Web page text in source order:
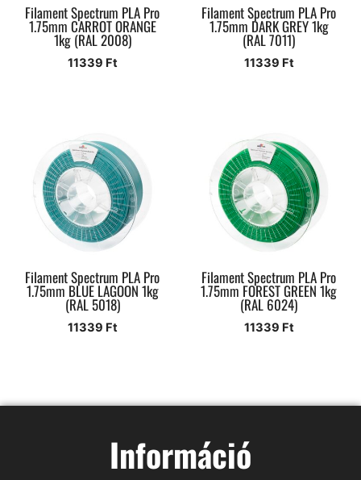
Filament Spectrum PLA Pro
1.75mm CARROT ORANGE
1kg (RAL 2008)
11339 Ft
Filament Spectrum PLA Pro
1.75mm DARK GREY 1kg
(RAL 7011)
11339 Ft
Filament Spectrum PLA Pro
1.75mm BLUE LAGOON 1kg
(RAL 5018)
11339 Ft
Filament Spectrum PLA Pro
1.75mm FOREST GREEN 1kg
(RAL 6024)
11339 Ft
Információ